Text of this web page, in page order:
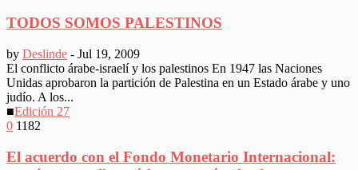
TODOS SOMOS PALESTINOS
by Deslinde - Jul 19, 2009
El conflicto árabe-israelí y los palestinos En 1947 las Naciones
Unidas aprobaron la partición de Palestina en un Estado árabe y uno
judío. A los...
■Edición 27
0 1182
El acuerdo con el Fondo Monetario Internacional: